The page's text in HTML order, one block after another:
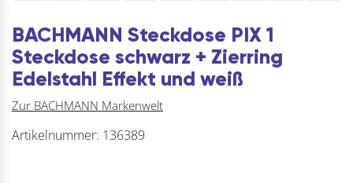
BACHMANN Steckdose PIX 1
Steckdose schwarz + Zierring
Edelstahl Effekt und weiß
Zur BACHMANN Markenwelt
Artikelnummer: 136389